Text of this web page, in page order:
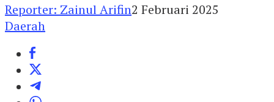
Reporter: Zainul Arifin2 Februari 2025
Daerah